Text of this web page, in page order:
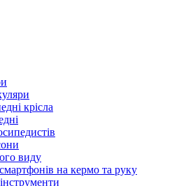
крісла
виду
на кермо та руку